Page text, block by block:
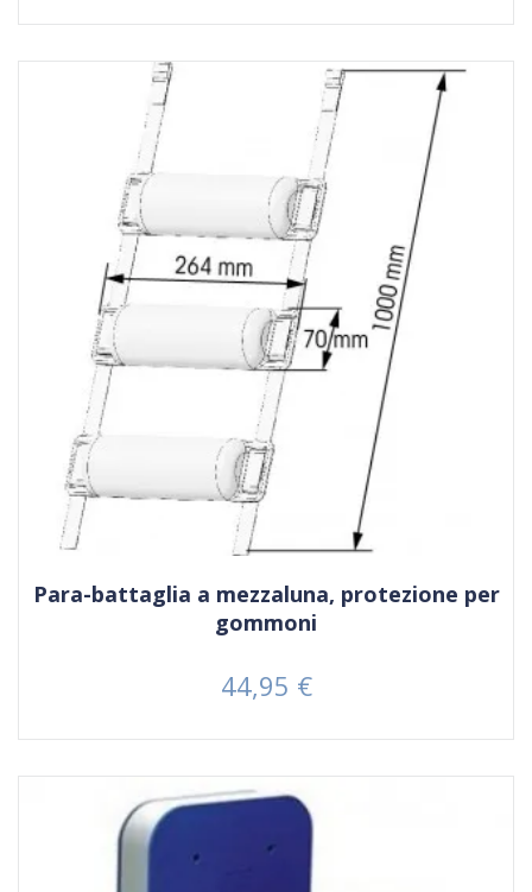
Para-battaglia a mezzaluna, protezione per
gommoni
Prezzo
44,95 €